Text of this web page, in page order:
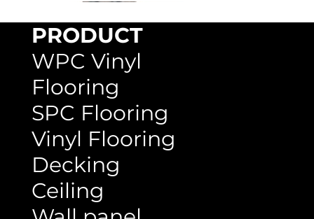
PRODUCT
WPC Vinyl
Flooring
SPC Flooring
Vinyl Flooring
Decking
Ceiling